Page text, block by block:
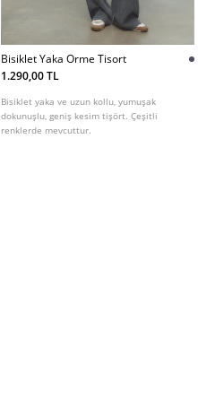
Bisiklet Yaka Orme Tisort
1.290,00 TL
Bisiklet yaka ve uzun kollu, yumuşak
dokunuşlu, geniş kesim tişört. Çeşitli
renklerde mevcuttur.